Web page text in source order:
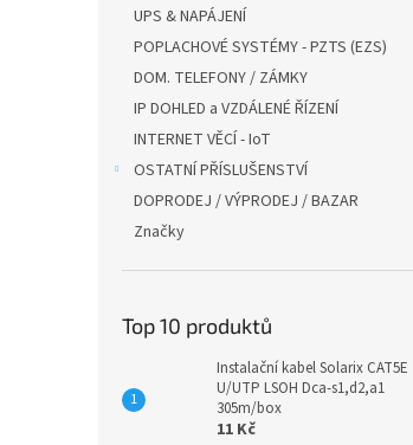
UPS & NAPÁJENÍ
POPLACHOVÉ SYSTÉMY - PZTS (EZS)
DOM. TELEFONY / ZÁMKY
IP DOHLED a VZDÁLENÉ ŘÍZENÍ
INTERNET VĚCÍ - IoT
OSTATNÍ PŘÍSLUŠENSTVÍ
DOPRODEJ / VÝPRODEJ / BAZAR
Značky
Top 10 produktů
Instalační kabel Solarix CAT5E
U/UTP LSOH Dca-s1,d2,a1
305m/box
11 Kč